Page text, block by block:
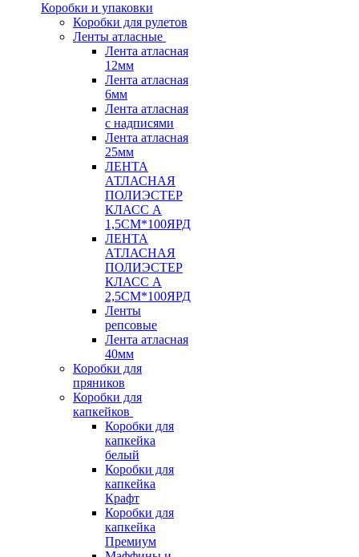
Коробки и упаковки
Коробки для рулетов
Ленты атласные
Лента атласная
12мм
Лента атласная
6мм
Лента атласная
с надписями
Лента атласная
25мм
ЛЕНТА
АТЛАСНАЯ
ПОЛИЭСТЕР
КЛАСС А
1,5СМ*100ЯРД
ЛЕНТА
АТЛАСНАЯ
ПОЛИЭСТЕР
КЛАСС А
2,5СМ*100ЯРД
Ленты
репсовые
Лента атласная
40мм
Коробки для
пряников
Коробки для
капкейков
Коробки для
капкейка
белый
Коробки для
капкейка
Крафт
Коробки для
капкейка
Премиум